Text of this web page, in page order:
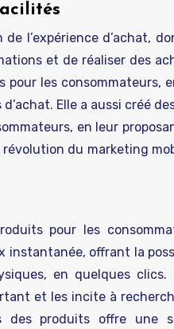
l’expérience d’achat,
et de réaliser des
les consommateurs,
Elle a aussi créé
en leur
révolution du marketing
pour les
instantanée, offrant la
en quelques clics.
et les incite à
des produits offre une